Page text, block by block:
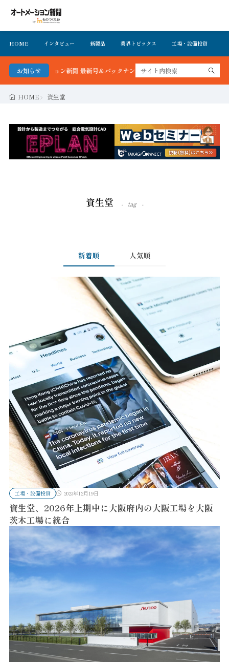
HOME インタビュー 新製品 業界トピックス 工場・設備投資
お知らせ
メーション新聞 最新号＆バックナンバーを無料で公開中 詳細はこちら
HOME 資生堂
資生堂 tag
新着順 人気順
工場・設備投資 2023年12月19日
資生堂、2026年上期中に大阪府内の大阪工場を大阪
茨木工場に統合